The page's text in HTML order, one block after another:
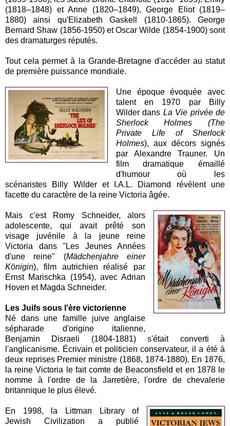
(1818–1848) et Anne (1820–1849), George Eliot (1819–
1880) ainsi qu'Elizabeth Gaskell (1810-1865). George
Bernard Shaw (1856-1950) et Oscar Wilde (1854-1900) sont
des dramaturges réputés.
Tout cela permet à la Grande-Bretagne d'accéder au statut
de première puissance mondiale.
Une époque évoquée avec
talent en 1970 par Billy
Wilder dans La Vie privée de
Sherlock Holmes (The
Private Life of Sherlock
Holmes), aux décors signés
par Alexandre Trauner. Un
film dramatique émaillé
d'humour où les
scénaristes Billy Wilder et I.A.L. Diamond révèlent une
facette du caractère de la reine Victoria âgée.
Mais c'est Romy Schneider, alors
adolescente, qui avait prêté son
visage juvénile à la jeune reine
Victoria dans "Les Jeunes Années
d'une reine" (Mädchenjahre einer
Königin), film autrichien réalisé par
Ernst Marischka (1954), avec Adrian
Hoven et Magda Schneider.
Les Juifs sous l'ère victorienne
Né dans une famille juive anglaise
sépharade d'origine italienne,
Benjamin Disraeli (1804-1881) s'était converti à
l'anglicanisme. Écrivain et politicien conservateur, il a été à
deux reprises Premier ministre (1868, 1874-1880). En 1876,
la reine Victoria le fait comte de Beaconsfield et en 1878 le
nomme à l'ordre de la Jarretière, l'ordre de chevalerie
britannique le plus élevé.
En 1998, la Littman Library of
Jewish Civilization a publié